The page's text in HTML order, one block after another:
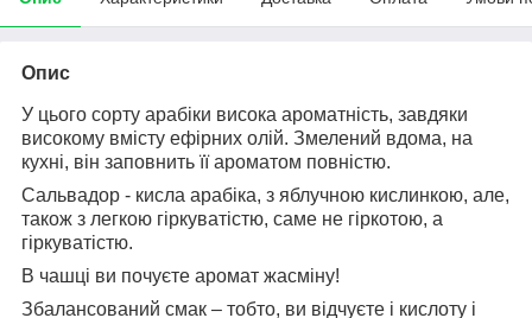
Опис
У цього сорту арабіки висока ароматність, завдяки
високому вмісту ефірних олій. Змелений вдома, на
кухні, він заповнить її ароматом повністю.
Сальвадор - кисла арабіка, з яблучною кислинкою, але,
також з легкою гіркуватістю, саме не гіркотою, а
гіркуватістю.
В чашці ви почуєте аромат жасміну!
Збалансований смак – тобто, ви відчуєте і кислоту і